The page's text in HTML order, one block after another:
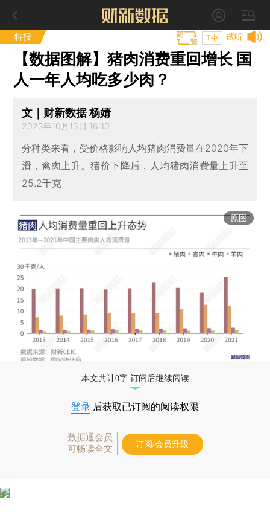
特报 试听
T中
【数据图解】猪肉消费重回增长 国
人一年人均吃多少肉？
文｜财新数据 杨婧
2023年10月13日 16:10
分种类来看，受价格影响人均猪肉消费量在2020年下
滑，禽肉上升。猪价下降后，人均猪肉消费量上升至
25.2千克
原图
本文共计0字 订阅后继续阅读
登录 后获取已订阅的阅读权限
数据通会员
可畅读全文
订阅/会员升级